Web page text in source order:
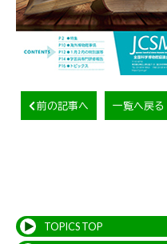
前の記事へ 一覧へ戻る
TOPICS TOP